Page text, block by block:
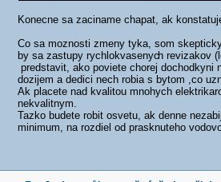
Konecne sa zaciname chapat, ak
Co sa moznosti zmeny tyka, som
by sa zastupy rychlokvasenych revizakov
predstavit, ako poviete chorej dochodkyni
dozijem a dedici nech robia s bytom ,co
Ak placete nad kvalitou mnohych
nekvalitnym.
Tazko budete robit osvetu, ak denne
minimum, na rozdiel od prasknuteho